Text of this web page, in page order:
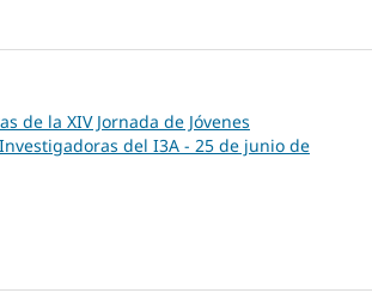
de la XIV Jornada de Jóvenes
del I3A - 25 de junio de